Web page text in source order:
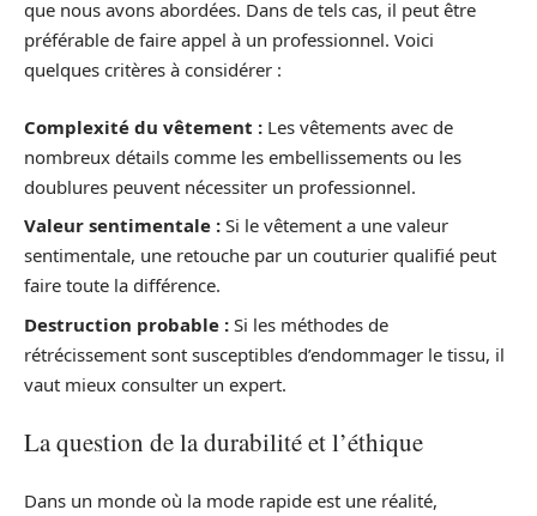
que nous avons abordées. Dans de tels cas, il peut être
préférable de faire appel à un professionnel. Voici
quelques critères à considérer :
Complexité du vêtement : Les vêtements avec de
nombreux détails comme les embellissements ou les
doublures peuvent nécessiter un professionnel.
Valeur sentimentale : Si le vêtement a une valeur
sentimentale, une retouche par un couturier qualifié peut
faire toute la différence.
Destruction probable : Si les méthodes de
rétrécissement sont susceptibles d’endommager le tissu, il
vaut mieux consulter un expert.
La question de la durabilité et l’éthique
Dans un monde où la mode rapide est une réalité,